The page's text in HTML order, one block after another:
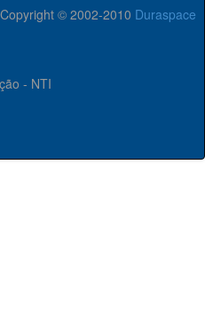
Copyright © 2002-2010 Duraspace
- NTI